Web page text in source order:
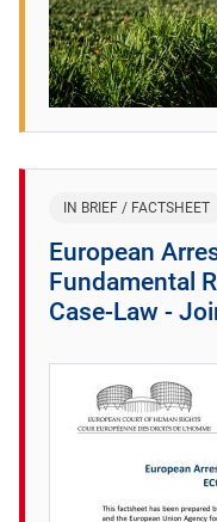
IN BRIEF / FACTSHEET
European
Fundamental
Case-Law -